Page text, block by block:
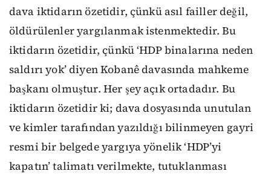
dava iktidarın özetidir, çünkü asıl failler değil,
öldürülenler yargılanmak istenmektedir. Bu
iktidarın özetidir, çünkü ‘HDP binalarına neden
saldırı yok’ diyen Kobanê davasında mahkeme
başkanı olmuştur. Her şey açık ortadadır. Bu
iktidarın özetidir ki; dava dosyasında unutulan
ve kimler tarafından yazıldığı bilinmeyen gayri
resmi bir belgede yargıya yönelik ‘HDP’yi
kapatın’ talimatı verilmekte, tutuklanması